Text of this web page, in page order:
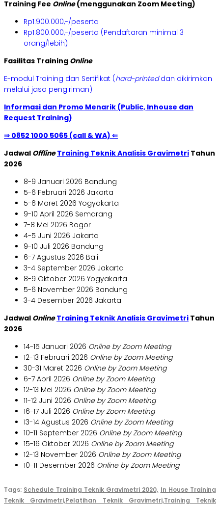
Training Fee Online(menggunakan Zoom Meeting)
Rp1.900.000,-/peserta
Rp1.800.000,-/peserta (Pendaftaran minimal 3
orang/lebih)
Fasilitas Training Online
E-modul Training dan Sertifikat (hard-printeddan dikirimkan
melalui jasa pengiriman)
Informasi dan Promo Menarik (Public, Inhouse dan
Request Training)
⇒ 0852 1000 5065 (call & WA) ⇐
Jadwal OfflineTraining Teknik Analisis Gravimetri Tahun
2026
8-9 Januari 2026 Bandung
5-6 Februari 2026 Jakarta
5-6 Maret 2026 Yogyakarta
9-10 April 2026 Semarang
7-8 Mei 2026 Bogor
4-5 Juni 2026 Jakarta
9-10 Juli 2026 Bandung
6-7 Agustus 2026 Bali
3-4 September 2026 Jakarta
8-9 Oktober 2026 Yogyakarta
5-6 November 2026 Bandung
3-4 Desember 2026 Jakarta
Jadwal OnlineTraining Teknik Analisis Gravimetri Tahun
2026
14-15 Januari 2026 Online by Zoom Meeting
12-13 Februari 2026 Online by Zoom Meeting
30-31 Maret 2026 Online by Zoom Meeting
6-7 April 2026 Online by Zoom Meeting
12-13 Mei 2026 Online by Zoom Meeting
11-12 Juni 2026 Online by Zoom Meeting
16-17 Juli 2026 Online by Zoom Meeting
13-14 Agustus 2026 Online by Zoom Meeting
10-11 September 2026 Online by Zoom Meeting
15-16 Oktober 2026 Online by Zoom Meeting
12-13 November 2026 Online by Zoom Meeting
10-11 Desember 2026 Online by Zoom Meeting
Tags: Schedule Training Teknik Gravimetri 2020, In House Training
Teknik Gravimetri,Pelatihan Teknik Gravimetri,Training Teknik